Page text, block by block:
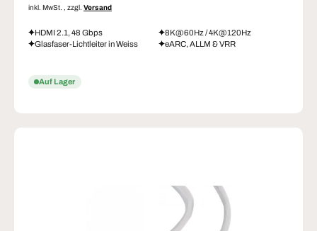
inkl. MwSt. , zzgl. Versand
HDMI 2.1, 48 Gbps
8K@60Hz / 4K@120Hz
Glasfaser-Lichtleiter in Weiss
eARC, ALLM & VRR
Auf Lager